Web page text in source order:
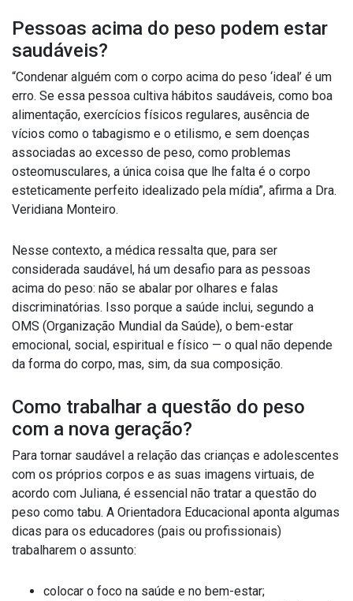
Pessoas acima do peso podem estar
saudáveis?
“Condenar alguém com o corpo acima do peso ‘ideal’ é um
erro. Se essa pessoa cultiva hábitos saudáveis, como boa
alimentação, exercícios físicos regulares, ausência de
vícios como o tabagismo e o etilismo, e sem doenças
associadas ao excesso de peso, como problemas
osteomusculares, a única coisa que lhe falta é o corpo
esteticamente perfeito idealizado pela mídia”, afirma a Dra.
Veridiana Monteiro.
Nesse contexto, a médica ressalta que, para ser
considerada saudável, há um desafio para as pessoas
acima do peso: não se abalar por olhares e falas
discriminatórias. Isso porque a saúde inclui, segundo a
OMS (Organização Mundial da Saúde), o bem-estar
emocional, social, espiritual e físico — o qual não depende
da forma do corpo, mas, sim, da sua composição.
Como trabalhar a questão do peso
com a nova geração?
Para tornar saudável a relação das crianças e adolescentes
com os próprios corpos e as suas imagens virtuais, de
acordo com Juliana, é essencial não tratar a questão do
peso como tabu. A Orientadora Educacional aponta algumas
dicas para os educadores (pais ou profissionais)
trabalharem o assunto:
colocar o foco na saúde e no bem-estar;